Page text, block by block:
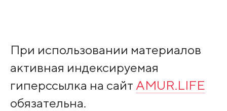
При использовании материалов
активная индексируемая
гиперссылка на сайт AMUR.LIFE
обязательна.